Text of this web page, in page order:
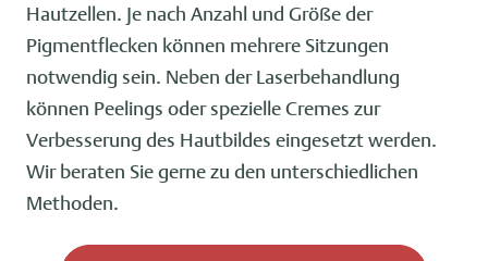
Hautzellen. Je nach Anzahl und Größe der
Pigmentflecken können mehrere Sitzungen
notwendig sein. Neben der Laserbehandlung
können Peelings oder spezielle Cremes zur
Verbesserung des Hautbildes eingesetzt werden.
Wir beraten Sie gerne zu den unterschiedlichen
Methoden.